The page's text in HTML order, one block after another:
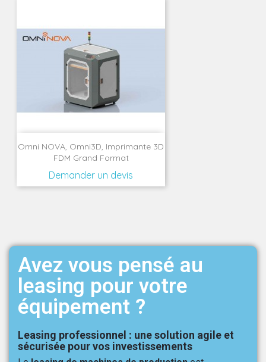
Omni NOVA, Omni3D, Imprimante 3D
FDM Grand Format
Demander un devis
Avez vous pensé au
leasing pour votre
équipement ?
Leasing professionnel : une solution agile et
sécurisée pour vos investissements